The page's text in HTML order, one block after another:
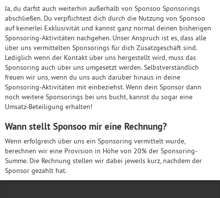
Ja, du darfst auch weiterhin außerhalb von Sponsoo Sponsorings
abschließen. Du verpflichtest dich durch die Nutzung von Sponsoo
auf keinerlei Exklusivität und kannst ganz normal deinen bisherigen
Sponsoring-Aktivitäten nachgehen. Unser Anspruch ist es, dass alle
über uns vermittelten Sponsorings für dich Zusatzgeschäft sind.
Lediglich wenn der Kontakt über uns hergestellt wird, muss das
Sponsoring auch über uns umgesetzt werden. Selbstverständlich
freuen wir uns, wenn du uns auch darüber hinaus in deine
Sponsoring-Aktivitäten mit einbeziehst. Wenn dein Sponsor dann
noch weitere Sponsorings bei uns bucht, kannst du sogar eine
Umsatz-Beteiligung erhalten!
Wann stellt Sponsoo mir eine Rechnung?
Wenn erfolgreich über uns ein Sponsoring vermittelt wurde,
berechnen wir eine Provision in Höhe von 20% der Sponsoring-
Summe. Die Rechnung stellen wir dabei jeweils kurz, nachdem der
Sponsor gezahlt hat.